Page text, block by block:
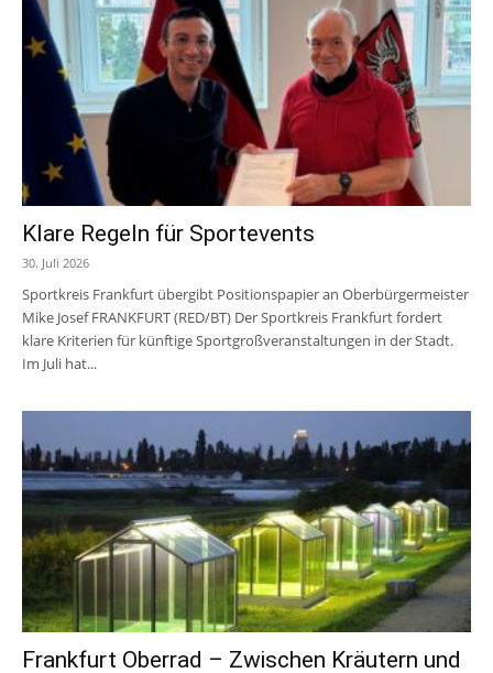
Klare Regeln für Sportevents
30. Juli 2026
Sportkreis Frankfurt übergibt Positionspapier an Oberbürgermeister
Mike Josef FRANKFURT (RED/BT) Der Sportkreis Frankfurt fordert
klare Kriterien für künftige Sportgroßveranstaltungen in der Stadt.
Im Juli hat...
Frankfurt Oberrad – Zwischen Kräutern und